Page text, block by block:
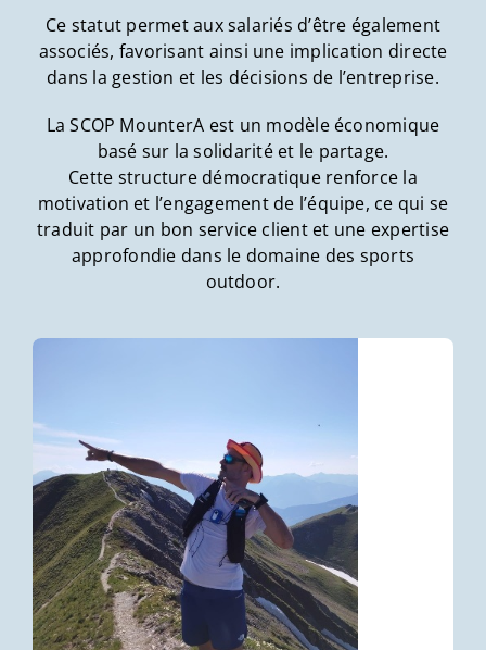
Ce statut permet aux salariés d’être également
associés, favorisant ainsi une implication directe
dans la gestion et les décisions de l’entreprise.
La SCOP MounterA est un modèle économique
basé sur la solidarité et le partage.
Cette structure démocratique renforce la
motivation et l’engagement de l’équipe, ce qui se
traduit par un bon service client et une expertise
approfondie dans le domaine des sports
outdoor.